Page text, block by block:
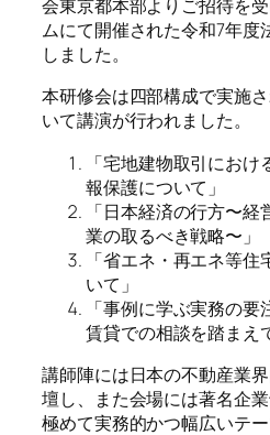
会東京都本部よりご招待を
ムにて開催された令和7年度
しました。
本研修会は四部構成で実施
いて講演が行われました。
「宅地建物取引にお
報保護について」
「日本経済の行方〜
業の取るべき戦略〜」
「省エネ・再エネ等
いて」
「事例に学ぶ実務の要
賃貸での相談を踏まえ
講師陣には日本の不動産業
壇し、また会場には著名企業
極めて実務的かつ幅広いテ